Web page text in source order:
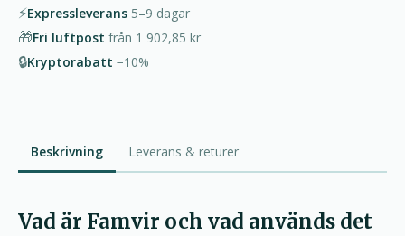
⚡Expressleverans 5–9 dagar
🎁Fri luftpost från 1 902,85 kr
🔒Kryptorabatt −10%
Beskrivning Leverans & returer
Vad är Famvir och vad används det